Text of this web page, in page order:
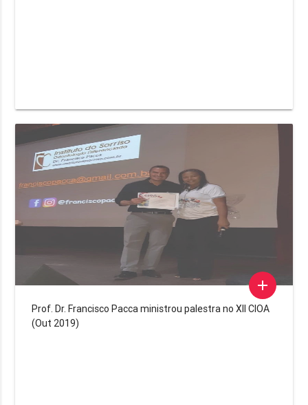
add
Prof. Dr. Francisco Pacca ministrou palestra no XII CIOA
(Out 2019)